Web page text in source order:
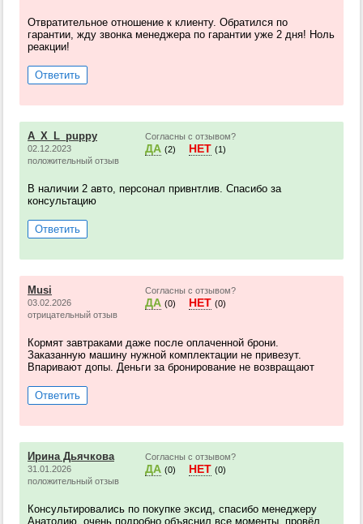
Отвратительное отношение к клиенту. Обратился по
гарантии, жду звонка менеджера по гарантии уже 2 дня! Ноль
реакции!
Ответить
A_X_L_puppy
02.12.2023
положительный отзыв
Согласны с отзывом?
ДА (2) НЕТ (1)
В наличии 2 авто, персонал привнтлив. Спасибо за
консультацию
Ответить
Musi
03.02.2026
отрицательный отзыв
Согласны с отзывом?
ДА (0) НЕТ (0)
Кормят завтраками даже после оплаченной брони.
Заказанную машину нужной комплектации не привезут.
Впаривают допы. Деньги за бронирование не возвращают
Ответить
Ирина Дьячкова
31.01.2026
положительный отзыв
Согласны с отзывом?
ДА (0) НЕТ (0)
Консультировались по покупке эксид, спасибо менеджеру
Анатолию, очень подробно объяснил все моменты, провёл